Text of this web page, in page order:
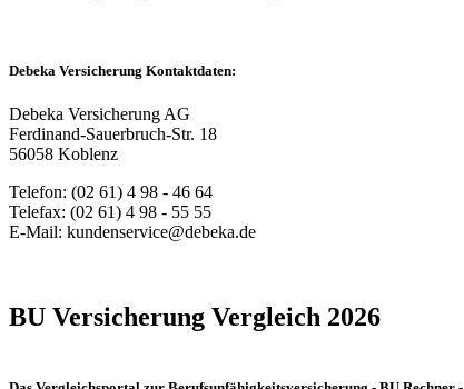
Debeka Versicherung Kontaktdaten:
Debeka Versicherung AG
Ferdinand-Sauerbruch-Str. 18
56058 Koblenz
Telefon: (02 61) 4 98 - 46 64
Telefax: (02 61) 4 98 - 55 55
E-Mail: kundenservice@debeka.de
BU Versicherung Vergleich 2026